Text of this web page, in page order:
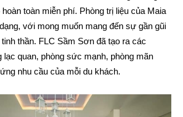
toàn miễn phí. Phòng trị liệu của Maia
với mong muốn mang đến sự gần gũi
thần. FLC Sầm Sơn đã tạo ra các
lạc quan, phòng sức mạnh, phòng mãn
nhu cầu của mỗi du khách.